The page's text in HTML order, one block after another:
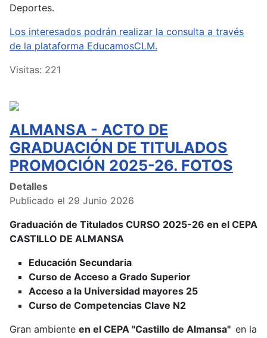
Deportes.
Los interesados podrán realizar la consulta a través
de la plataforma EducamosCLM.
Visitas: 221
ALMANSA - ACTO DE
GRADUACIÓN DE TITULADOS
PROMOCIÓN 2025-26. FOTOS
Detalles
Publicado el 29 Junio 2026
Graduación de Titulados CURSO 2025-26 en el CEPA
CASTILLO DE ALMANSA
Educación Secundaria
Curso de Acceso a Grado Superior
Acceso a la Universidad mayores 25
Curso de Competencias Clave N2
Gran ambiente en el CEPA "Castillo de Almansa" en la